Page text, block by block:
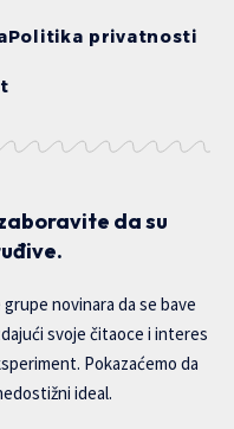
Politika privatnosti
da su
novinara da se bave
svoje čitaoce i interes
Pokazaćemo da
ideal.